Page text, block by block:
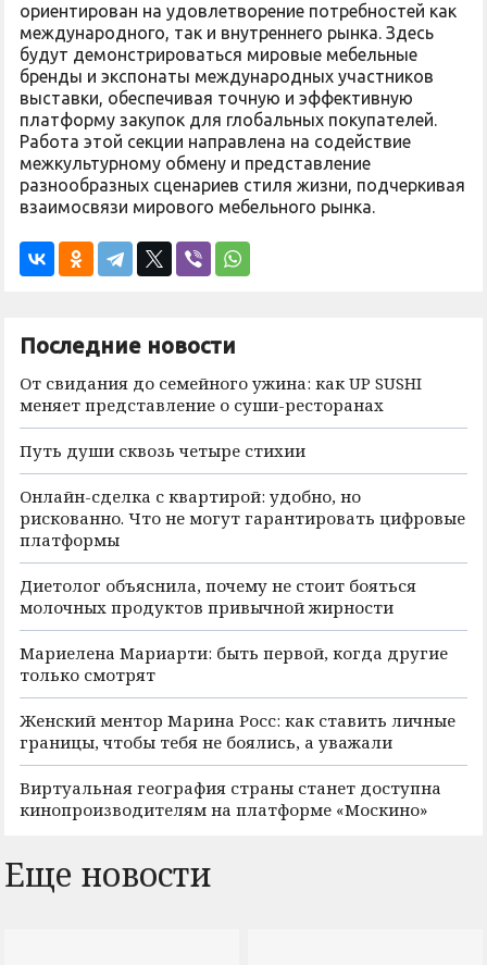
ориентирован на удовлетворение потребностей как
международного, так и внутреннего рынка. Здесь
будут демонстрироваться мировые мебельные
бренды и экспонаты международных участников
выставки, обеспечивая точную и эффективную
платформу закупок для глобальных покупателей.
Работа этой секции направлена на содействие
межкультурному обмену и представление
разнообразных сценариев стиля жизни, подчеркивая
взаимосвязи мирового мебельного рынка.
Последние новости
От свидания до семейного ужина: как UP SUSHI
меняет представление о суши-ресторанах
Путь души сквозь четыре стихии
Онлайн-сделка с квартирой: удобно, но
рискованно. Что не могут гарантировать цифровые
платформы
Диетолог объяснила, почему не стоит бояться
молочных продуктов привычной жирности
Мариелена Мариарти: быть первой, когда другие
только смотрят
Женский ментор Марина Росс: как ставить личные
границы, чтобы тебя не боялись, а уважали
Виртуальная география страны станет доступна
кинопроизводителям на платформе «Москино»
Еще новости